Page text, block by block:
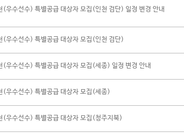
(우수선수) 특별공급 대상자 모집(인천 검단) 일정 변경 안내
(우수선수) 특별공급 대상자 모집(인천 검단)
(우수선수) 특별공급 대상자 모집(세종) 일정 변경 안내
(우수선수) 특별공급 대상자 모집(세종)
(우수선수) 특별공급 대상자 모집(청주지북)